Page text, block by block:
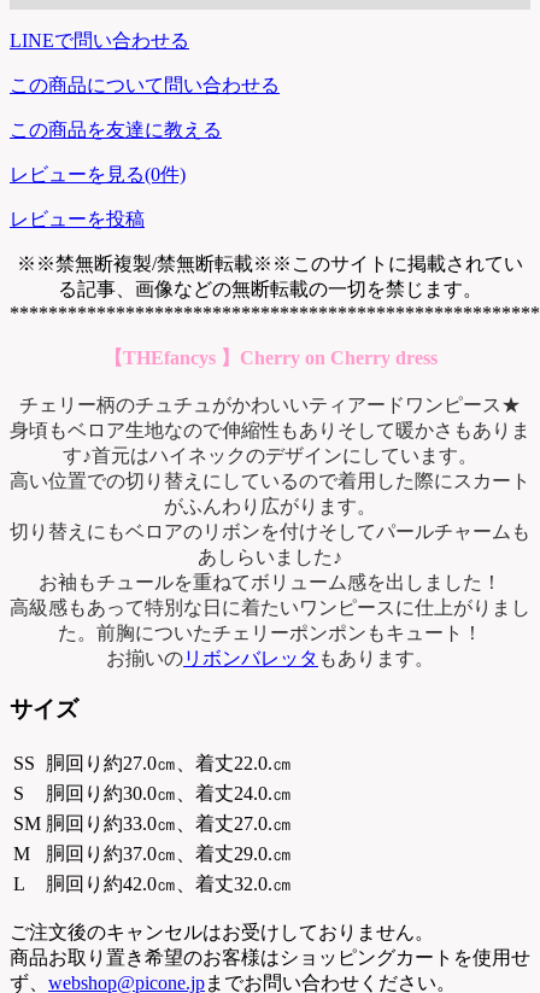
LINEで問い合わせる
この商品について問い合わせる
この商品を友達に教える
レビューを見る(0件)
レビューを投稿
※※禁無断複製/禁無断転載※※このサイトに掲載されてい
る記事、画像などの無断転載の一切を禁じます。
【THEfancys 】Cherry on Cherry dress
チェリー柄のチュチュがかわいいティアードワンピース★
身頃もベロア生地なので伸縮性もありそして暖かさもありま
す♪首元はハイネックのデザインにしています。
高い位置での切り替えにしているので着用した際にスカート
がふんわり広がります。
切り替えにもベロアのリボンを付けそしてパールチャームも
あしらいました♪
お袖もチュールを重ねてボリューム感を出しました！
高級感もあって特別な日に着たいワンピースに仕上がりまし
た。前胸についたチェリーポンポンもキュート！
お揃いのリボンバレッタ もあります。
サイズ
SS
胴回り約27.0㎝、着丈22.0.㎝
S
胴回り約30.0㎝、着丈24.0.㎝
SM 胴回り約33.0㎝、着丈27.0.㎝
M
胴回り約37.0㎝、着丈29.0.㎝
L
胴回り約42.0㎝、着丈32.0.㎝
ご注文後のキャンセルはお受けしておりません。
商品お取り置き希望のお客様はショッピングカートを使用せ
ず、 webshop@picone.jpまでお問い合わせください。